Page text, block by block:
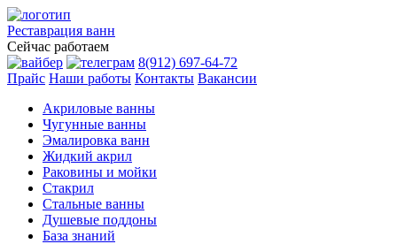
Реставрация ванн
Сейчас работаем
8(912) 697-64-72
Прайс Наши работы Контакты Вакансии
Акриловые ванны
Чугунные ванны
Эмалировка ванн
Жидкий акрил
Раковины и мойки
Стакрил
Стальные ванны
Душевые поддоны
База знаний